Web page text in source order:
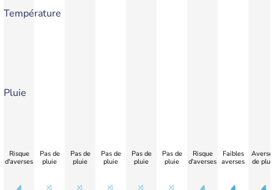
Température
Pluie
Risque
d'averses
Pas de
pluie
Pas de
pluie
Pas de
pluie
Pas de
pluie
Pas de
pluie
Risque
d'averses
Faibles
averses
de